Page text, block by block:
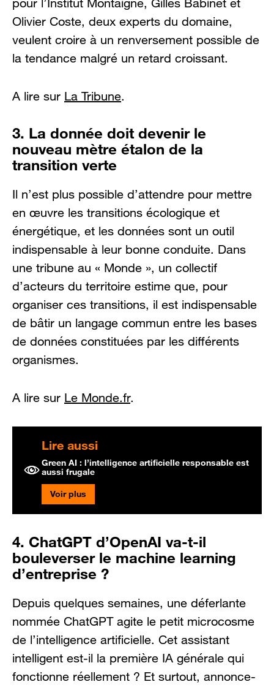
pour l’Institut Montaigne, Gilles Babinet et
Olivier Coste, deux experts du domaine,
veulent croire à un renversement possible de
la tendance malgré un retard croissant.
A lire sur La Tribune.
3. La donnée doit devenir le
nouveau mètre étalon de la
transition verte
Il n’est plus possible d’attendre pour mettre
en œuvre les transitions écologique et
énergétique, et les données sont un outil
indispensable à leur bonne conduite. Dans
une tribune au « Monde », un collectif
d’acteurs du territoire estime que, pour
organiser ces transitions, il est indispensable
de bâtir un langage commun entre les bases
de données constituées par les différents
organismes.
A lire sur Le Monde.fr.
Lire aussi
Green AI : l’intelligence artificielle responsable est
aussi frugale
Voir plus
4. ChatGPT d’OpenAI va-t-il
bouleverser le machine learning
d’entreprise ?
Depuis quelques semaines, une déferlante
nommée ChatGPT agite le petit microcosme
de l’intelligence artificielle. Cet assistant
intelligent est-il la première IA générale qui
fonctionne réellement ? Et surtout, annonce-